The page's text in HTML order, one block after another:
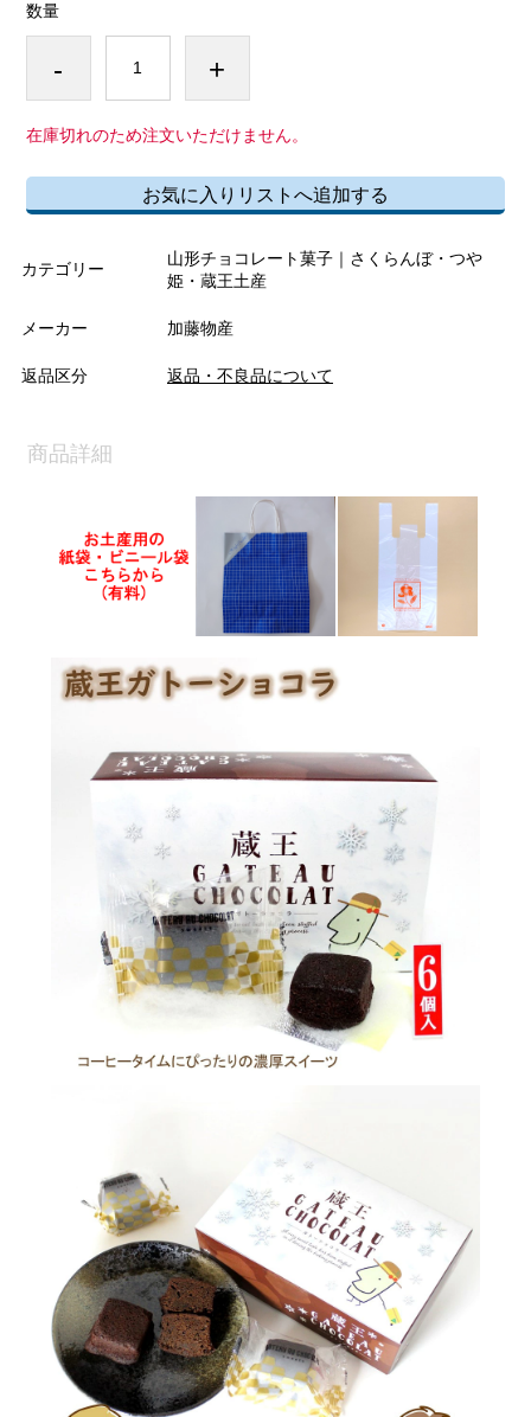
数量
- +
在庫切れのため注文いただけません。
お気に入りリストへ追加する
カテゴリー
山形チョコレート菓子｜さくらんぼ・つや
姫・蔵王土産
メーカー 加藤物産
返品区分 返品・不良品について
商品詳細